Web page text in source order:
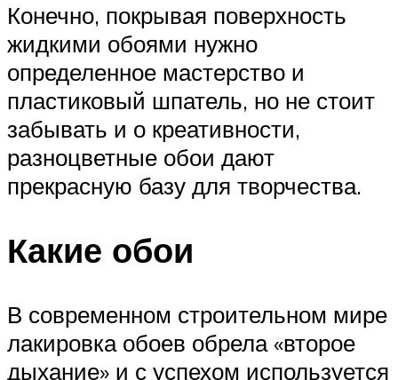
Конечно, покрывая поверхность
жидкими обоями нужно
определенное мастерство и
пластиковый шпатель, но не стоит
забывать и о креативности,
разноцветные обои дают
прекрасную базу для творчества.
Какие обои
В современном строительном мире
лакировка обоев обрела «второе
дыхание» и с успехом используется